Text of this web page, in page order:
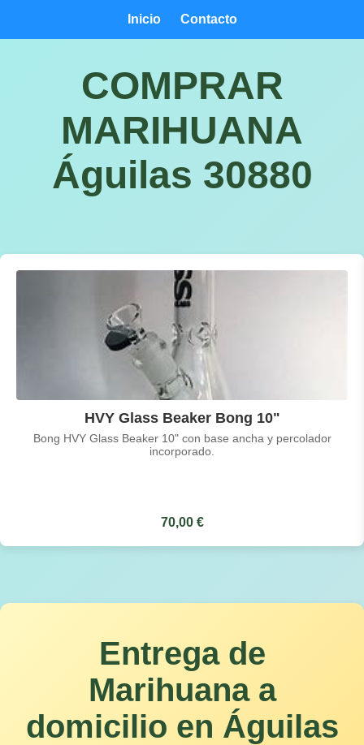
Inicio Contacto
COMPRAR
MARIHUANA
Águilas 30880
HVY Glass Beaker Bong 10"
Bong HVY Glass Beaker 10" con base ancha y percolador
incorporado.
70,00 €
Entrega de
Marihuana a
domicilio en Águilas